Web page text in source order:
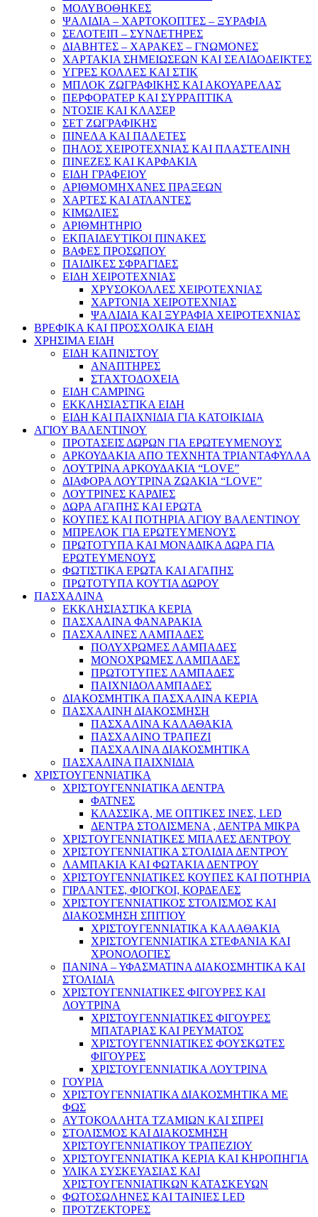
ΜΟΛΥΒΟΘΗΚΕΣ
ΨΑΛΙΔΙΑ – ΧΑΡΤΟΚΟΠΤΕΣ – ΞΥΡΑΦΙΑ
ΣΕΛΟΤΕΙΠ – ΣΥΝΔΕΤΗΡΕΣ
ΔΙΑΒΗΤΕΣ – ΧΑΡΑΚΕΣ – ΓΝΩΜΟΝΕΣ
ΧΑΡΤΑΚΙΑ ΣΗΜΕΙΩΣΕΩΝ ΚΑΙ ΣΕΛΙΔΟΔΕΙΚΤΕΣ
ΥΓΡΕΣ ΚΟΛΛΕΣ ΚΑΙ ΣΤΙΚ
ΜΠΛΟΚ ΖΩΓΡΑΦΙΚΗΣ ΚΑΙ ΑΚΟΥΑΡΕΛΑΣ
ΠΕΡΦΟΡΑΤΕΡ ΚΑΙ ΣΥΡΡΑΠΤΙΚΑ
ΝΤΟΣΙΕ ΚΑΙ ΚΛΑΣΕΡ
ΣΕΤ ΖΩΓΡΑΦΙΚΗΣ
ΠΙΝΕΛΑ ΚΑΙ ΠΑΛΕΤΕΣ
ΠΗΛΟΣ ΧΕΙΡΟΤΕΧΝΙΑΣ ΚΑΙ ΠΛΑΣΤΕΛΙΝΗ
ΠΙΝΕΖΕΣ ΚΑΙ ΚΑΡΦΑΚΙΑ
ΕΙΔΗ ΓΡΑΦΕΙΟΥ
ΑΡΙΘΜΟΜΗΧΑΝΕΣ ΠΡΑΞΕΩΝ
ΧΑΡΤΕΣ ΚΑΙ ΑΤΛΑΝΤΕΣ
ΚΙΜΩΛΙΕΣ
ΑΡΙΘΜΗΤΗΡΙΟ
ΕΚΠΑΙΔΕΥΤΙΚΟΙ ΠΙΝΑΚΕΣ
ΒΑΦΕΣ ΠΡΟΣΩΠΟΥ
ΠΑΙΔΙΚΕΣ ΣΦΡΑΓΙΔΕΣ
ΕΙΔΗ ΧΕΙΡΟΤΕΧΝΙΑΣ
ΧΡΥΣΟΚΟΛΛΕΣ ΧΕΙΡΟΤΕΧΝΙΑΣ
ΧΑΡΤΟΝΙΑ ΧΕΙΡΟΤΕΧΝΙΑΣ
ΨΑΛΙΔΙΑ ΚΑΙ ΞΥΡΑΦΙΑ ΧΕΙΡΟΤΕΧΝΙΑΣ
ΒΡΕΦΙΚΑ ΚΑΙ ΠΡΟΣΧΟΛΙΚΑ ΕΙΔΗ
ΧΡΗΣΙΜΑ ΕΙΔΗ
ΕΙΔΗ ΚΑΠΝΙΣΤΟΥ
ΑΝΑΠΤΗΡΕΣ
ΣΤΑΧΤΟΔΟΧΕΙΑ
ΕΙΔΗ CAMPING
ΕΚΚΛΗΣΙΑΣΤΙΚΑ ΕΙΔΗ
ΕΙΔΗ ΚΑΙ ΠΑΙΧΝΙΔΙΑ ΓΙΑ ΚΑΤΟΙΚΙΔΙΑ
ΑΓΙΟΥ ΒΑΛΕΝΤΙΝΟΥ
ΠΡΟΤΑΣΕΙΣ ΔΩΡΩΝ ΓΙΑ ΕΡΩΤΕΥΜΕΝΟΥΣ
ΑΡΚΟΥΔΑΚΙΑ ΑΠΟ ΤΕΧΝΗΤΑ ΤΡΙΑΝΤΑΦΥΛΛΑ
ΛΟΥΤΡΙΝΑ ΑΡΚΟΥΔΑΚΙΑ “LOVE”
ΔΙΑΦΟΡΑ ΛΟΥΤΡΙΝΑ ΖΩΑΚΙΑ “LOVE”
ΛΟΥΤΡΙΝΕΣ ΚΑΡΔΙΕΣ
ΔΩΡΑ ΑΓΑΠΗΣ ΚΑΙ ΕΡΩΤΑ
ΚΟΥΠΕΣ ΚΑΙ ΠΟΤΗΡΙΑ ΑΓΙΟΥ ΒΑΛΕΝΤΙΝΟΥ
ΜΠΡΕΛΟΚ ΓΙΑ ΕΡΩΤΕΥΜΕΝΟΥΣ
ΠΡΩΤΟΤΥΠΑ ΚΑΙ ΜΟΝΑΔΙΚΑ ΔΩΡΑ ΓΙΑ
ΕΡΩΤΕΥΜΕΝΟΥΣ
ΦΩΤΙΣΤΙΚΑ ΕΡΩΤΑ ΚΑΙ ΑΓΑΠΗΣ
ΠΡΩΤΟΤΥΠΑ ΚΟΥΤΙΑ ΔΩΡΟΥ
ΠΑΣΧΑΛΙΝΑ
ΕΚΚΛΗΣΙΑΣΤΙΚΑ ΚΕΡΙΑ
ΠΑΣΧΑΛΙΝΑ ΦΑΝΑΡΑΚΙΑ
ΠΑΣΧΑΛΙΝΕΣ ΛΑΜΠΑΔΕΣ
ΠΟΛΥΧΡΩΜΕΣ ΛΑΜΠΑΔΕΣ
ΜΟΝΟΧΡΩΜΕΣ ΛΑΜΠΑΔΕΣ
ΠΡΩΤΟΤΥΠΕΣ ΛΑΜΠΑΔΕΣ
ΠΑΙΧΝΙΔΟΛΑΜΠΑΔΕΣ
ΔΙΑΚΟΣΜΗΤΙΚΑ ΠΑΣΧΑΛΙΝΑ ΚΕΡΙΑ
ΠΑΣΧΑΛΙΝΗ ΔΙΑΚΟΣΜΗΣΗ
ΠΑΣΧΑΛΙΝΑ ΚΑΛΑΘΑΚΙΑ
ΠΑΣΧΑΛΙΝΟ ΤΡΑΠΕΖΙ
ΠΑΣΧΑΛΙΝΑ ΔΙΑΚΟΣΜΗΤΙΚΑ
ΠΑΣΧΑΛΙΝΑ ΠΑΙΧΝΙΔΙΑ
ΧΡΙΣΤΟΥΓΕΝΝΙΑΤΙΚΑ
ΧΡΙΣΤΟΥΓΕΝΝΙΑΤΙΚΑ ΔΕΝΤΡΑ
ΦΑΤΝΕΣ
ΚΛΑΣΣΙΚΑ, ΜΕ ΟΠΤΙΚΕΣ ΙΝΕΣ, LED
ΔΕΝΤΡΑ ΣΤΟΛΙΣΜΕΝΑ , ΔΕΝΤΡΑ ΜΙΚΡΑ
ΧΡΙΣΤΟΥΓΕΝΝΙΑΤΙΚΕΣ ΜΠΑΛΕΣ ΔΕΝΤΡΟΥ
ΧΡΙΣΤΟΥΓΕΝΝΙΑΤΙΚΑ ΣΤΟΛΙΔΙΑ ΔΕΝΤΡΟΥ
ΛΑΜΠΑΚΙΑ ΚΑΙ ΦΩΤΑΚΙΑ ΔΕΝΤΡΟΥ
ΧΡΙΣΤΟΥΓΕΝΝΙΑΤΙΚΕΣ ΚΟΥΠΕΣ ΚΑΙ ΠΟΤΗΡΙΑ
ΓΙΡΛΑΝΤΕΣ, ΦΙΟΓΚΟΙ, ΚΟΡΔΕΛΕΣ
ΧΡΙΣΤΟΥΓΕΝΝΙΑΤΙΚΟΣ ΣΤΟΛΙΣΜΟΣ ΚΑΙ
ΔΙΑΚΟΣΜΗΣΗ ΣΠΙΤΙΟΥ
ΧΡΙΣΤΟΥΓΕΝΝΙΑΤΙΚΑ ΚΑΛΑΘΑΚΙΑ
ΧΡΙΣΤΟΥΓΕΝΝΙΑΤΙΚΑ ΣΤΕΦΑΝΙΑ ΚΑΙ
ΧΡΟΝΟΛΟΓΙΕΣ
ΠΑΝΙΝΑ – ΥΦΑΣΜΑΤΙΝΑ ΔΙΑΚΟΣΜΗΤΙΚΑ ΚΑΙ
ΣΤΟΛΙΔΙΑ
ΧΡΙΣΤΟΥΓΕΝΝΙΑΤΙΚΕΣ ΦΙΓΟΥΡΕΣ ΚΑΙ
ΛΟΥΤΡΙΝΑ
ΧΡΙΣΤΟΥΓΕΝΝΙΑΤΙΚΕΣ ΦΙΓΟΥΡΕΣ
ΜΠΑΤΑΡΙΑΣ ΚΑΙ ΡΕΥΜΑΤΟΣ
ΧΡΙΣΤΟΥΓΕΝΝΙΑΤΙΚΕΣ ΦΟΥΣΚΩΤΕΣ
ΦΙΓΟΥΡΕΣ
ΧΡΙΣΤΟΥΓΕΝΝΙΑΤΙΚΑ ΛΟΥΤΡΙΝΑ
ΓΟΥΡΙΑ
ΧΡΙΣΤΟΥΓΕΝΝΙΑΤΙΚΑ ΔΙΑΚΟΣΜΗΤΙΚΑ ΜΕ
ΦΩΣ
ΑΥΤΟΚΟΛΛΗΤΑ ΤΖΑΜΙΩΝ ΚΑΙ ΣΠΡΕΙ
ΣΤΟΛΙΣΜΟΣ ΚΑΙ ΔΙΑΚΟΣΜΗΣΗ
ΧΡΙΣΤΟΥΓΕΝΝΙΑΤΙΚΟΥ ΤΡΑΠΕΖΙΟΥ
ΧΡΙΣΤΟΥΓΕΝΝΙΑΤΙΚΑ ΚΕΡΙΑ ΚΑΙ ΚΗΡΟΠΗΓΙΑ
ΥΛΙΚΑ ΣΥΣΚΕΥΑΣΙΑΣ ΚΑΙ
ΧΡΙΣΤΟΥΓΕΝΝΙΑΤΙΚΩΝ ΚΑΤΑΣΚΕΥΩΝ
ΦΩΤΟΣΩΛΗΝΕΣ ΚΑΙ ΤΑΙΝΙΕΣ LED
ΠΡΟΤΖΕΚΤΟΡΕΣ